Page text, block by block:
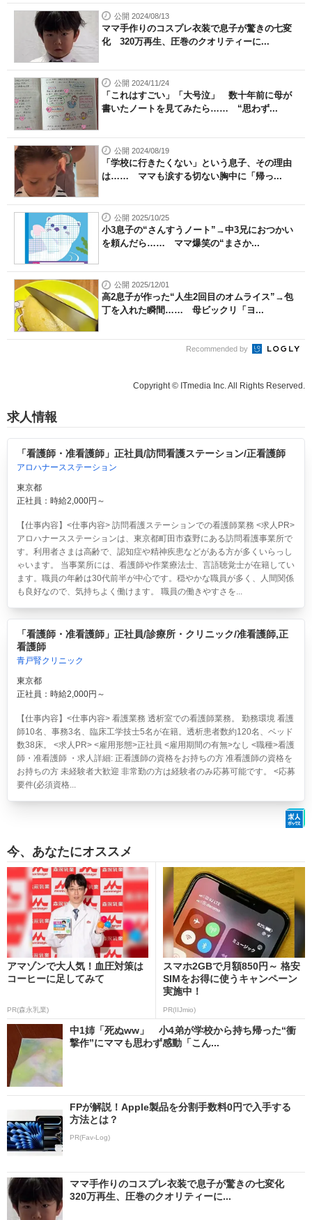
公開 2024/08/13
ママ手作りのコスプレ衣装で息子が驚きの七変
化 320万再生、圧巻のクオリティーに...
公開 2024/11/24
「これはすごい」「大号泣」 数十年前に母が
書いたノートを見てみたら…… “思わず...
公開 2024/08/19
「学校に行きたくない」という息子、その理由
は…… ママも涙する切ない胸中に「帰っ...
公開 2025/10/25
小3息子の“さんすうノート”→中3兄におつかい
を頼んだら…… ママ爆笑の“まさか...
公開 2025/12/01
高2息子が作った“人生2回目のオムライス”→包
丁を入れた瞬間…… 母ビックリ「ヨ...
Recommended by
Copyright © ITmedia Inc. All Rights Reserved.
求人情報
「看護師・准看護師」正社員/訪問看護ステーション/正看護師
アロハナースステーション
東京都
正社員：時給2,000円～
【仕事内容】<仕事内容> 訪問看護ステーションでの看護師業務 <求人PR>
アロハナースステーションは、東京都町田市森野にある訪問看護事業所で
す。利用者さまは高齢で、認知症や精神疾患などがある方が多くいらっし
ゃいます。 当事業所には、看護師や作業療法士、言語聴覚士が在籍してい
ます。職員の年齢は30代前半が中心です。穏やかな職員が多く、人間関係
も良好なので、気持ちよく働けます。 職員の働きやすさを...
「看護師・准看護師」正社員/診療所・クリニック/准看護師,正
看護師
青戸腎クリニック
東京都
正社員：時給2,000円～
【仕事内容】<仕事内容> 看護業務 透析室での看護師業務。 勤務環境 看護
師10名、事務3名、臨床工学技士5名が在籍。透析患者数約120名、ベッド
数38床。 <求人PR> <雇用形態>正社員 <雇用期間の有無>なし <職種>看護
師・准看護師 ・求人詳細: 正看護師の資格をお持ちの方 准看護師の資格を
お持ちの方 未経験者大歓迎 非常勤の方は経験者のみ応募可能です。 <応募
要件(必須資格...
今、あなたにオススメ
アマゾンで大人気！血圧対策は
コーヒーに足してみて
PR(森永乳業)
スマホ2GBで月額850円～ 格安
SIMをお得に使うキャンペーン
実施中！
PR(IIJmio)
中1姉「死ぬww」 小4弟が学校から持ち帰った“衝
撃作”にママも思わず感動「こん...
FPが解説！Apple製品を分割手数料0円で入手する
方法とは？
PR(Fav-Log)
ママ手作りのコスプレ衣装で息子が驚きの七変化
320万再生、圧巻のクオリティーに...